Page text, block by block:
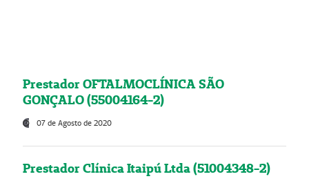
Prestador OFTALMOCLÍNICA SÃO
GONÇALO (55004164-2)
07 de Agosto de 2020
Prestador Clínica Itaipú Ltda (51004348-2)